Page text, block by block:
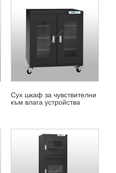
Сух шкаф за чувствителни
към влага устройства